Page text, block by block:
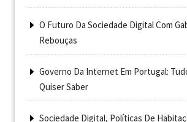
O Futuro Da Sociedade Digital Com
Rebouças
Governo Da Internet Em Portugal:
Quiser Saber
Sociedade Digital, Políticas De